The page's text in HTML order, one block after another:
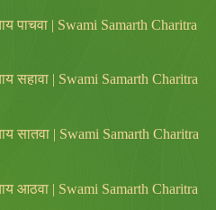
पाचवा | Swami Samarth Charitra
सहावा | Swami Samarth Charitra
सातवा | Swami Samarth Charitra
आठवा | Swami Samarth Charitra